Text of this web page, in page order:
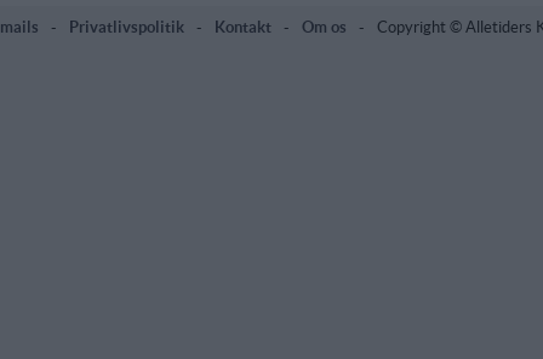
- Privatlivspolitik - Kontakt - Om os - Copyright © Alletiders